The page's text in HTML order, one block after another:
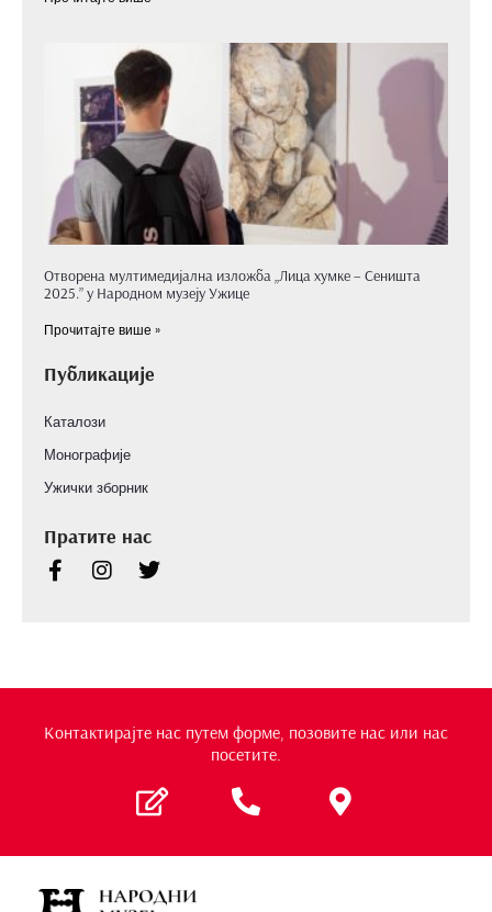
Отворена мултимедијална изложба „Лица хумке – Сеништа
2025.” у Народном музеју Ужице
Прочитајте више »
Публикације
Каталози
Монографије
Ужички зборник
Пратите нас
Контактирајте нас путем форме, позовите нас или нас
посетите.